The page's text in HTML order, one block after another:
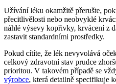
Užívání léku okamžitě přerušte,
přecitlivělosti nebo neobvyklé
náhlé výsevy kopřivky, krvácení z
zastavit standardními prostředky.
Pokud cítíte, že lék nevyvolává
celkový zdravotní stav prudce
prioritou. V takovém případě se
výrobce, která detailně specifikuje